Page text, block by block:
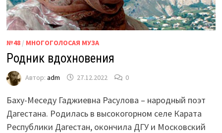
№48/ МНОГОГОЛОСАЯ МУЗА
Родник вдохновения
Автор: adm 27.12.2022 0
Баху-Меседу Гаджиевна Расулова – народный поэт
Дагестана. Родилась в высокогорном селе Карата
Республики Дагестан, окончила ДГУ и Московский